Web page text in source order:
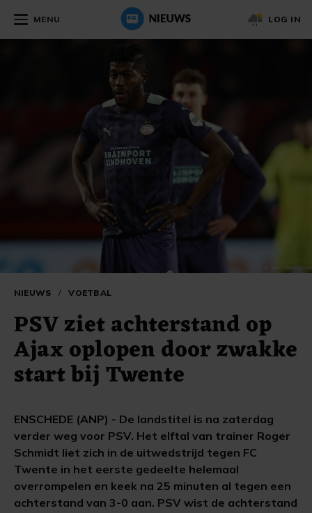
MENU LOG IN
NIEUWS / VOETBAL
PSV ziet achterstand op
Ajax oplopen door zwakke
start bij Twente
ENSCHEDE (ANP) - De landstitel is na zaterdag
verder weg voor PSV. Het elftal van trainer Roger
Schmidt liet zich in de uitwedstrijd tegen FC
Twente in het eerste gedeelte helemaal
overrompelen en keek na 25 minuten al tegen een
achterstand van 3-0 aan. PSV wist de achterstand